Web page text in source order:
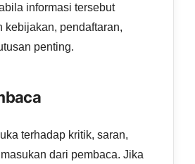
informasi tersebut
kebijakan, pendaftaran,
penting.
terhadap kritik, saran,
dari pembaca. Jika